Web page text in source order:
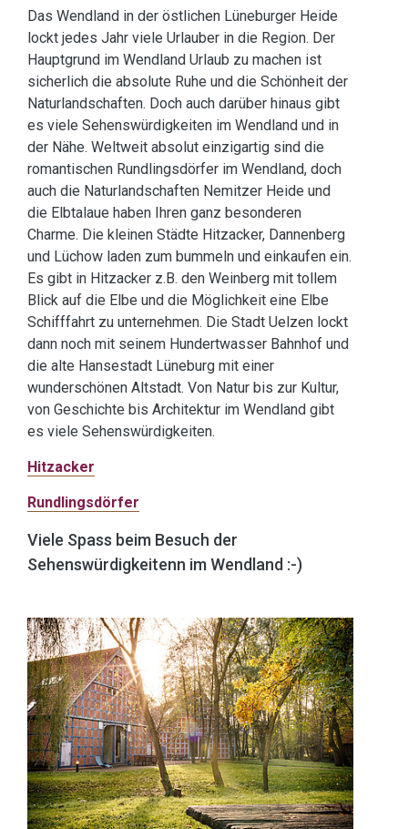
Das Wendland in der östlichen Lüneburger Heide
lockt jedes Jahr viele Urlauber in die Region. Der
Hauptgrund im Wendland Urlaub zu machen ist
sicherlich die absolute Ruhe und die Schönheit der
Naturlandschaften. Doch auch darüber hinaus gibt
es viele Sehenswürdigkeiten im Wendland und in
der Nähe. Weltweit absolut einzigartig sind die
romantischen Rundlingsdörfer im Wendland, doch
auch die Naturlandschaften Nemitzer Heide und
die Elbtalaue haben Ihren ganz besonderen
Charme. Die kleinen Städte Hitzacker, Dannenberg
und Lüchow laden zum bummeln und einkaufen ein.
Es gibt in Hitzacker z.B. den Weinberg mit tollem
Blick auf die Elbe und die Möglichkeit eine Elbe
Schifffahrt zu unternehmen. Die Stadt Uelzen lockt
dann noch mit seinem Hundertwasser Bahnhof und
die alte Hansestadt Lüneburg mit einer
wunderschönen Altstadt. Von Natur bis zur Kultur,
von Geschichte bis Architektur im Wendland gibt
es viele Sehenswürdigkeiten.
Hitzacker
Rundlingsdörfer
Viele Spass beim Besuch der
Sehenswürdigkeitenn im Wendland :-)